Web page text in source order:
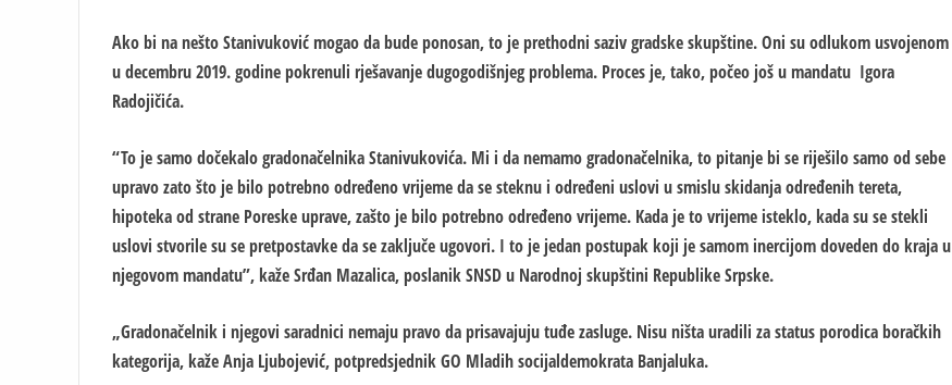
Ako bi na nešto Stanivuković mogao da bude ponosan, to je prethodni saziv gradske skupštine. Oni su odlukom usvojenom
u decembru 2019. godine pokrenuli rješavanje dugogodišnjeg problema. Proces je, tako, počeo još u mandatu Igora
Radojičića.
“To je samo dočekalo gradonačelnika Stanivukovića. Mi i da nemamo gradonačelnika, to pitanje bi se riješilo samo od sebe
upravo zato što je bilo potrebno određeno vrijeme da se steknu i određeni uslovi u smislu skidanja određenih tereta,
hipoteka od strane Poreske uprave, zašto je bilo potrebno određeno vrijeme. Kada je to vrijeme isteklo, kada su se stekli
uslovi stvorile su se pretpostavke da se zaključe ugovori. I to je jedan postupak koji je samom inercijom doveden do kraja u
njegovom mandatu”, kaže Srđan Mazalica, poslanik SNSD u Narodnoj skupštini Republike Srpske.
„Gradonačelnik i njegovi saradnici nemaju pravo da prisavajuju tuđe zasluge. Nisu ništa uradili za status porodica boračkih
kategorija, kaže Anja Ljubojević, potpredsjednik GO Mladih socijaldemokrata Banjaluka.